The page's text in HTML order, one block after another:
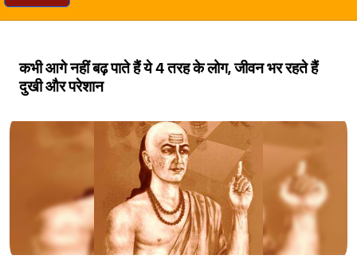
कभी आगे नहीं बढ़ पाते हैं ये 4 तरह के लोग, जीवन भर रहते हैं
दुखी और परेशान